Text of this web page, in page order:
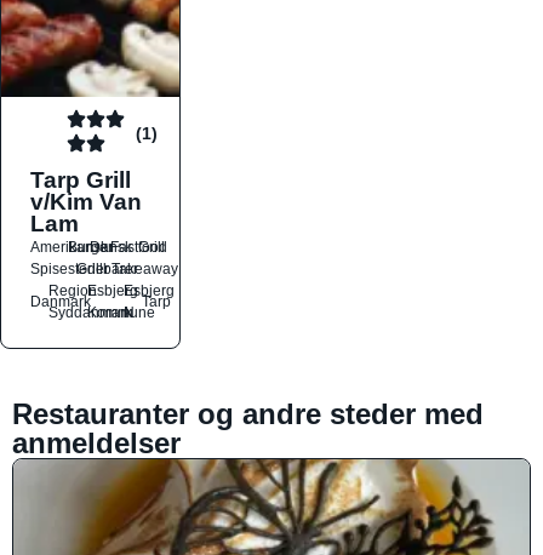
(1)
Tarp Grill
v/Kim Van
Lam
Amerikansk
BurgerDanskFastfood
Grill
SpisestederGrillbarerTakeaway
Danmark
Region
Syddanmark
Esbjerg
Kommune
Esbjerg
N
Tarp
Restauranter og andre steder med
anmeldelser